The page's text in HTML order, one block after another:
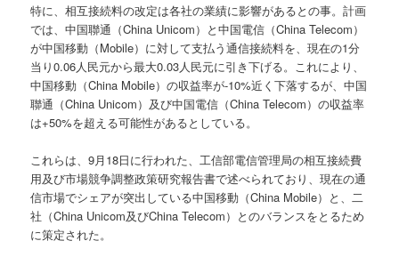
特に、相互接続料の改定は各社の業績に影響があるとの事。計画
では、中国聯通（China Unicom）と中国電信（China Telecom）
が中国移動（Mobile）に対して支払う通信接続料を、現在の1分
当り0.06人民元から最大0.03人民元に引き下げる。これにより、
中国移動（China Mobile）の収益率が-10%近く下落するが、中国
聯通（China Unicom）及び中国電信（China Telecom）の収益率
は+50%を超える可能性があるとしている。
これらは、9月18日に行われた、工信部電信管理局の相互接続費
用及び市場競争調整政策研究報告書で述べられており、現在の通
信市場でシェアが突出している中国移動（China Mobile）と、二
社（China Unicom及びChina Telecom）とのバランスをとるため
に策定された。